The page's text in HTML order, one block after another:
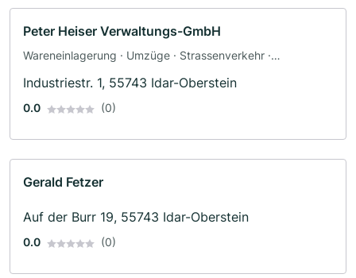
Peter Heiser Verwaltungs-GmbH
Wareneinlagerung · Umzüge · Strassenverkehr ·
Industriestr. 1, 55743 Idar-Oberstein
0.0 (0)
Gerald Fetzer
Auf der Burr 19, 55743 Idar-Oberstein
0.0 (0)